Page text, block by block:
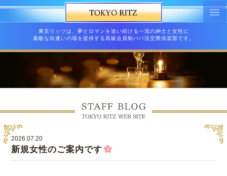
東京リッツは、夢とロマンを追い続ける一流の紳士と女性に
素敵な出逢いの場を提供する高級会員制パパ活交際倶楽部です。
2026.07.20
新規女性のご案内です